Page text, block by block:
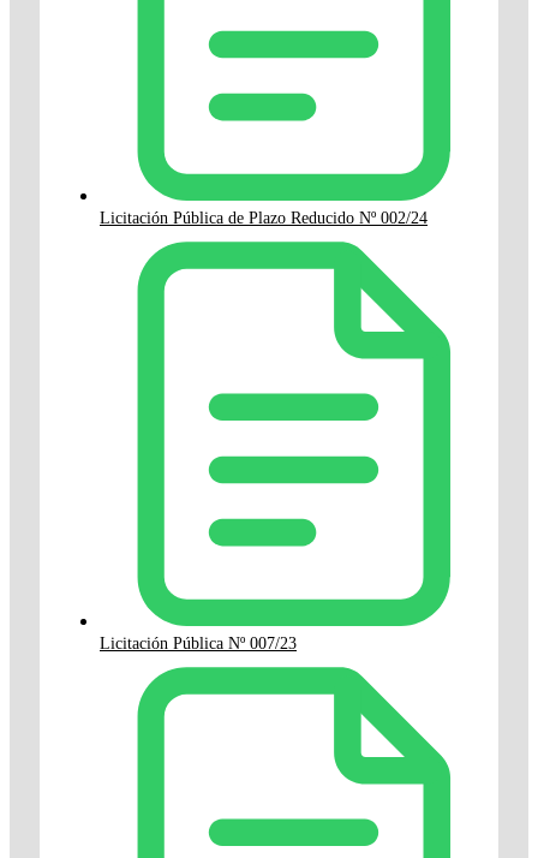
Licitación Pública de Plazo Reducido Nº 002/24
Licitación Pública Nº 007/23